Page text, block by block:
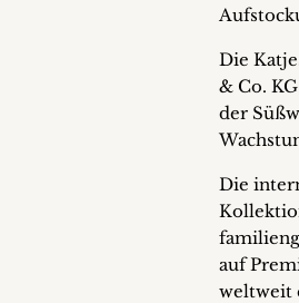
Die
& Co.
der
Die
auf
weltweit